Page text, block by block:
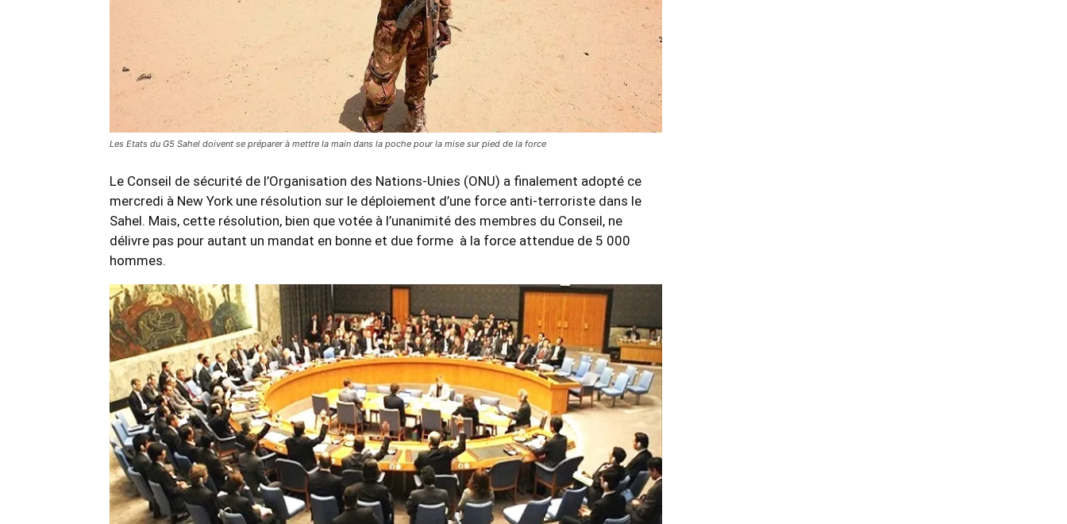
Les Etats du G5 Sahel doivent se préparer à mettre la main dans la poche pour la mise sur pied de la force
Le Conseil de sécurité de l’Organisation des Nations-Unies (ONU) a finalement adopté ce
mercredi à New York une résolution sur le déploiement d’une force anti-terroriste dans le
Sahel. Mais, cette résolution, bien que votée à l’unanimité des membres du Conseil, ne
délivre pas pour autant un mandat en bonne et due forme à la force attendue de 5 000
hommes.